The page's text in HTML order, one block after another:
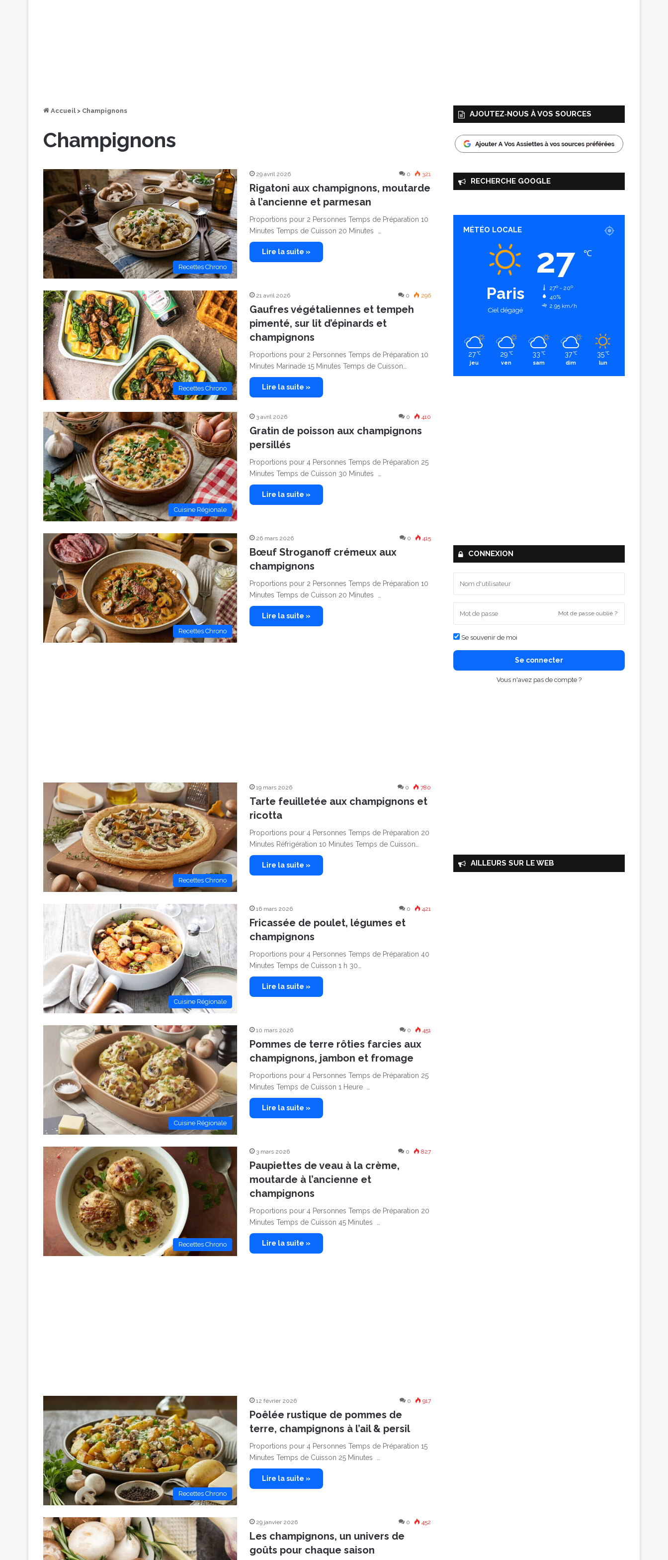
Accueil > Champignons
Champignons
Recettes Chrono
29 avril 2026 0 321
Rigatoni aux champignons, moutarde
à l’ancienne et parmesan
Proportions pour 2 Personnes Temps de Préparation 10
Minutes Temps de Cuisson 20 Minutes …
Lire la suite »
Recettes Chrono
21 avril 2026 0 296
Gaufres végétaliennes et tempeh
pimenté, sur lit d’épinards et
champignons
Proportions pour 2 Personnes Temps de Préparation 10
Minutes Marinade 15 Minutes Temps de Cuisson…
Lire la suite »
Cuisine Régionale
3 avril 2026 0 410
Gratin de poisson aux champignons
persillés
Proportions pour 4 Personnes Temps de Préparation 25
Minutes Temps de Cuisson 30 Minutes …
Lire la suite »
Recettes Chrono
26 mars 2026 0 415
Bœuf Stroganoff crémeux aux
champignons
Proportions pour 2 Personnes Temps de Préparation 10
Minutes Temps de Cuisson 20 Minutes …
Lire la suite »
Recettes Chrono
19 mars 2026 0 780
Tarte feuilletée aux champignons et
ricotta
Proportions pour 4 Personnes Temps de Préparation 20
Minutes Réfrigération 10 Minutes Temps de Cuisson…
Lire la suite »
Cuisine Régionale
16 mars 2026 0 421
Fricassée de poulet, légumes et
champignons
Proportions pour 4 Personnes Temps de Préparation 40
Minutes Temps de Cuisson 1 h 30…
Lire la suite »
Cuisine Régionale
10 mars 2026 0 451
Pommes de terre rôties farcies aux
champignons, jambon et fromage
Proportions pour 4 Personnes Temps de Préparation 25
Minutes Temps de Cuisson 1 Heure …
Lire la suite »
Recettes Chrono
3 mars 2026 0 827
Paupiettes de veau à la crème,
moutarde à l’ancienne et
champignons
Proportions pour 4 Personnes Temps de Préparation 20
Minutes Temps de Cuisson 45 Minutes …
Lire la suite »
Recettes Chrono
12 février 2026 0 917
Poêlée rustique de pommes de
terre, champignons à l’ail & persil
Proportions pour 4 Personnes Temps de Préparation 15
Minutes Temps de Cuisson 25 Minutes …
Lire la suite »
29 janvier 2026 0 452
Les champignons, un univers de
goûts pour chaque saison
AJOUTEZ‑NOUS À VOS SOURCES
RECHERCHE GOOGLE
MÉTÉO LOCALE
Paris
Ciel dégagé
27 ℃
27º - 20º
40%
2.95 km/h
27 ℃
jeu
29 ℃
ven
33 ℃
sam
37 ℃
dim
35 ℃
lun
CONNEXION
Mot de passe oublié ?
Se souvenir de moi
Se connecter
Vous n'avez pas de compte ?
AILLEURS SUR LE WEB